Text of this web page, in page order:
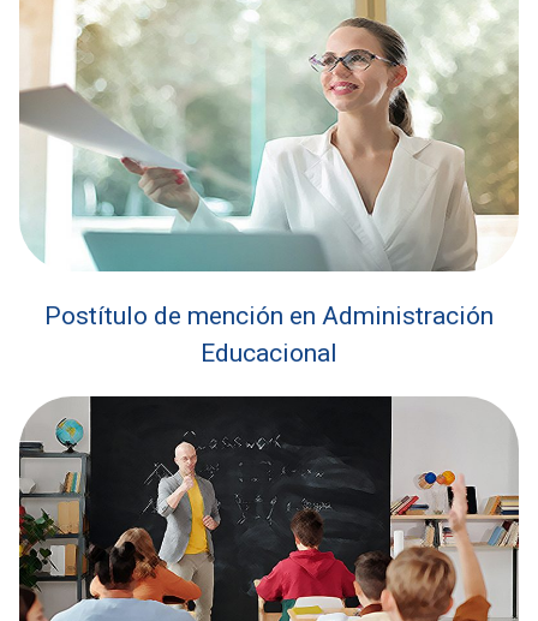
Postítulo de mención en Administración
Educacional